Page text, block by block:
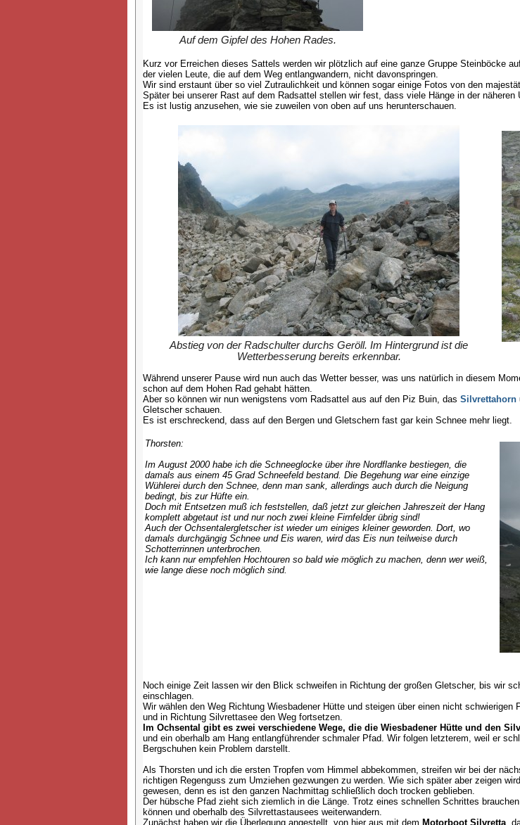
Auf dem Gipfel des Hohen Rades.
Kurz vor Erreichen dieses Sattels werden wir plötzlich auf eine ganze Gruppe Steinböcke
der vielen Leute, die auf dem Weg entlangwandern, nicht davonspringen.
Wir sind erstaunt über so viel Zutraulichkeit und können sogar einige Fotos von den
Später bei unserer Rast auf dem Radsattel stellen wir fest, dass viele Hänge in der
Es ist lustig anzusehen, wie sie zuweilen von oben auf uns herunterschauen.
Abstieg von der Radschulter durchs Geröll. Im Hintergrund ist die
Wetterbesserung bereits erkennbar.
Während unserer Pause wird nun auch das Wetter besser, was uns natürlich in diesem
schon auf dem Hohen Rad gehabt hätten.
Aber so können wir nun wenigstens vom Radsattel aus auf den Piz Buin, das Silvrettahorn
Gletscher schauen.
Es ist erschreckend, dass auf den Bergen und Gletschern fast gar kein Schnee mehr liegt.
Thorsten:
Im August 2000 habe ich die Schneeglocke über ihre Nordflanke bestiegen, die
damals aus einem 45 Grad Schneefeld bestand. Die Begehung war eine einzige
Wühlerei durch den Schnee, denn man sank, allerdings auch durch die Neigung
bedingt, bis zur Hüfte ein.
Doch mit Entsetzen muß ich feststellen, daß jetzt zur gleichen Jahreszeit der Hang
komplett abgetaut ist und nur noch zwei kleine Firnfelder übrig sind!
Auch der Ochsentalergletscher ist wieder um einiges kleiner geworden. Dort, wo
damals durchgängig Schnee und Eis waren, wird das Eis nun teilweise durch
Schotterrinnen unterbrochen.
Ich kann nur empfehlen Hochtouren so bald wie möglich zu machen, denn wer weiß,
wie lange diese noch möglich sind.
Noch einige Zeit lassen wir den Blick schweifen in Richtung der großen Gletscher, bis wir
einschlagen.
Wir wählen den Weg Richtung Wiesbadener Hütte und steigen über einen nicht
und in Richtung Silvrettasee den Weg fortsetzen.
Im Ochsental gibt es zwei verschiedene Wege, die die Wiesbadener Hütte und den
und ein oberhalb am Hang entlangführender schmaler Pfad. Wir folgen letzterem, weil er
Bergschuhen kein Problem darstellt.
Als Thorsten und ich die ersten Tropfen vom Himmel abbekommen, streifen wir bei der
richtigen Regenguss zum Umziehen gezwungen zu werden. Wie sich später aber zeigen
gewesen, denn es ist den ganzen Nachmittag schließlich doch trocken geblieben.
Der hübsche Pfad zieht sich ziemlich in die Länge. Trotz eines schnellen Schrittes
können und oberhalb des Silvrettastausees weiterwandern.
Zunächst haben wir die Überlegung angestellt, von hier aus mit dem Motorboot Silvretta ,